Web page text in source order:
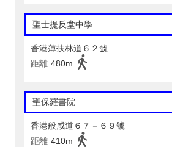
聖士提反堂中學
香港薄扶林道６２號
距離 480m
聖保羅書院
香港般咸道６７－６９號
距離 410m